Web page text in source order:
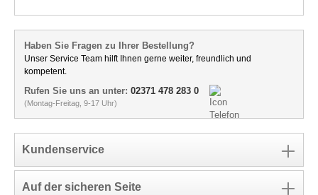
Haben Sie Fragen zu Ihrer Bestellung?
Unser Service Team hilft Ihnen gerne weiter, freundlich und
kompetent.
Rufen Sie uns an unter: 02371 478 283 0
(Montag-Freitag, 9-17 Uhr)
Kundenservice
Auf der sicheren Seite